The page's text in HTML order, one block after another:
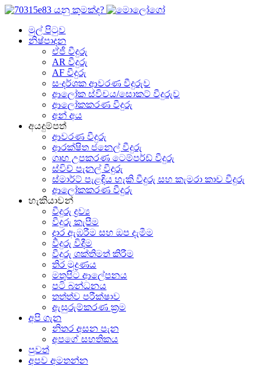
මුල් පිටුව
නිෂ්පාදන
ඒජී වීදුරු
AR වීදුරු
AF වීදුරු
සංදර්ශක ආවරණ වීදුරුව
ආලෝක ස්විචය/සොකට් වීදුරුව
ආලෝකකරණ වීදුරු
අන් අය
අයදුම්පත්
ආවරණ වීදුරු
ආරක්ෂිත ජනෙල් වීදුරු
ගෘහ උපකරණ ටෙම්පර්ඩ් වීදුරු
ස්විච් පැනල් වීදුරු
ස්මාර්ට් පැළඳිය හැකි වීදුරු සහ කැමරා කාච වීදුරු
ආලෝකකරණ වීදුරු
හැකියාවන්
වීදුරු ද්‍රව්‍ය
වීදුරු කැපීම
දාර ඇඹරීම සහ ඔප දැමීම
වීදුරු විදීම
වීදුරු ශක්තිමත් කිරීම
තිර මුද්‍රණය
මතුපිට ආලේපනය
පටි බන්ධනය
තත්ත්ව පරීක්ෂාව
ඇසුරුම්කරණ ක්‍රම
අපි ගැන
නිතර අසන පැන
අපගේ සහතිකය
පුවත්
අපව අමතන්න